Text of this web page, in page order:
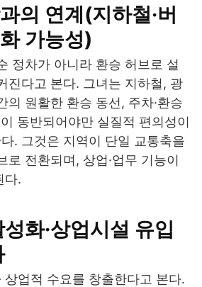
의 연계(지하철·버
가능성)
정차가 아니라 환승 허브로 설
진다고 본다. 그녀는 지하철, 광
의 원활한 환승 동선, 주차·환승
동반되어야만 실질적 편의성이
. 그것은 지역이 단일 교통축을
로 전환되며, 상업·업무 기능이
다.
화·상업시설 유입
상업적 수요를 창출한다고 본다.